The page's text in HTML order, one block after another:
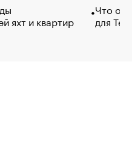
яхт и квартир
Что
для